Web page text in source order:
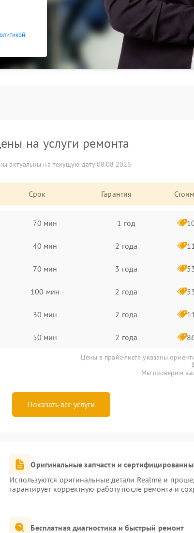
на услуги ремонта
актуальны на текущую дату 08.08.2026
Срок Гарантия
70 мин 1 год
40 мин 2 года
70 мин 3 года
100 мин 2 года
30 мин 2 года
50 мин 2 года
Цены в прайс-листе указаны
Мы проверим
Показать все услуги
Оригинальные запчасти и
Используются оригинальные детали Realme и
гарантирует корректную работу после ремонта и
Бесплатная диагностика и быстрый ремонт